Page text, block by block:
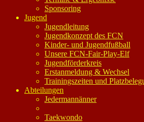
Sponsoring
Jugend
Jugendleitung
Jugendkonzept des FCN
Kinder- und Jugendfußball
Unsere FCN-Fair-Play-Elf
Jugendförderkreis
Erstanmeldung & Wechsel
Trainingszeiten und
Abteilungen
Jedermannänner
Taekwondo